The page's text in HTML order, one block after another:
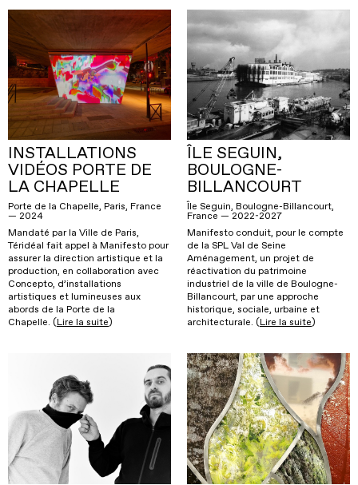
INSTALLATIONS
VIDÉOS PORTE DE
LA CHAPELLE
Porte de la Chapelle, Paris, France
— 2024
Mandaté par la Ville de Paris,
Téridéal fait appel à Manifesto pour
assurer la direction artistique et la
production, en collaboration avec
Concepto, d’installations
artistiques et lumineuses aux
abords de la Porte de la
Chapelle. (Lire la suite)
ÎLE SEGUIN,
BOULOGNE-
BILLANCOURT
Île Seguin, Boulogne-Billancourt,
France — 2022-2027
Manifesto conduit, pour le compte
de la SPL Val de Seine
Aménagement, un projet de
réactivation du patrimoine
industriel de la ville de Boulogne-
Billancourt, par une approche
historique, sociale, urbaine et
architecturale. (Lire la suite)